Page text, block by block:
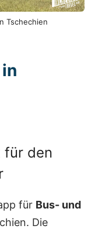
Tschechien
für den
für Bus- und
Die